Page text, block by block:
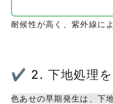
耐候性が高く、紫外線に
✔ 2. 下地処理を
色あせの早期発生は、下